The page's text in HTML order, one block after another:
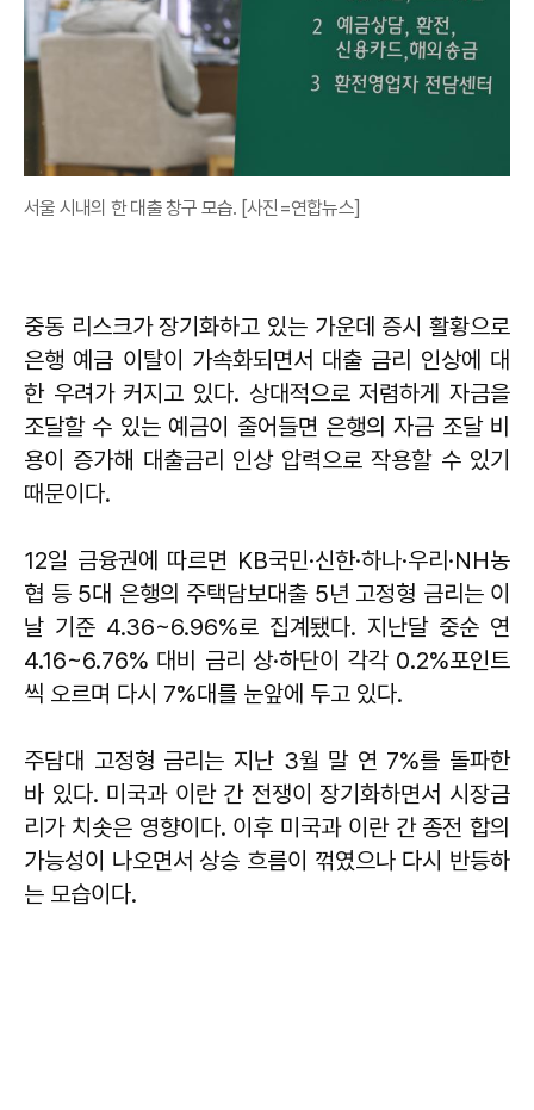
서울 시내의 한 대출 창구 모습. [사진=연합뉴스]
중동 리스크가 장기화하고 있는 가운데 증시 활황으로
은행 예금 이탈이 가속화되면서 대출 금리 인상에 대
한 우려가 커지고 있다. 상대적으로 저렴하게 자금을
조달할 수 있는 예금이 줄어들면 은행의 자금 조달 비
용이 증가해 대출금리 인상 압력으로 작용할 수 있기
때문이다.
12일 금융권에 따르면 KB국민·신한·하나·우리·NH농
협 등 5대 은행의 주택담보대출 5년 고정형 금리는 이
날 기준 4.36~6.96%로 집계됐다. 지난달 중순 연
4.16~6.76% 대비 금리 상·하단이 각각 0.2%포인트
씩 오르며 다시 7%대를 눈앞에 두고 있다.
주담대 고정형 금리는 지난 3월 말 연 7%를 돌파한
바 있다. 미국과 이란 간 전쟁이 장기화하면서 시장금
리가 치솟은 영향이다. 이후 미국과 이란 간 종전 합의
가능성이 나오면서 상승 흐름이 꺾였으나 다시 반등하
는 모습이다.